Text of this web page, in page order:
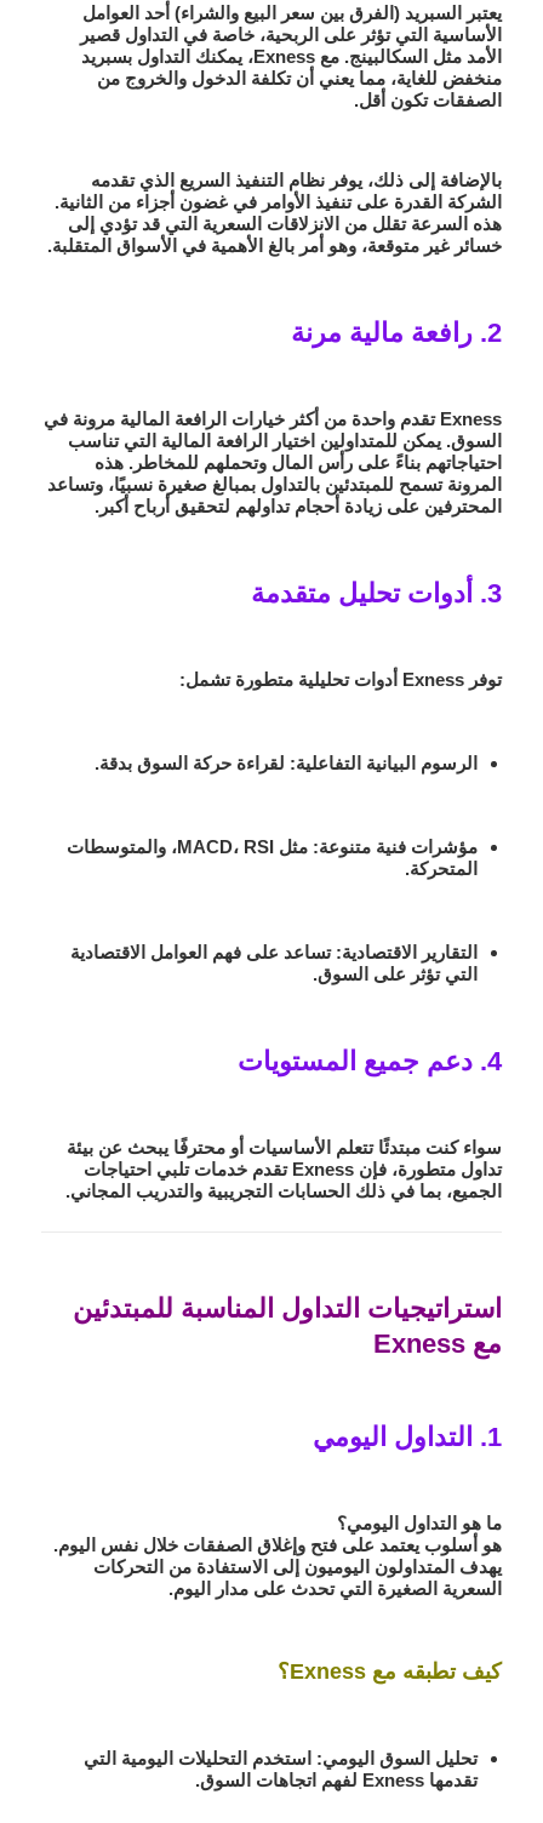
يعتبر السبريد (الفرق بين سعر البيع والشراء) أحد العوامل
الأساسية التي تؤثر على الربحية، خاصة في التداول قصير
الأمد مثل السكالبينج. مع Exness، يمكنك التداول بسبريد
منخفض للغاية، مما يعني أن تكلفة الدخول والخروج من
الصفقات تكون أقل.
بالإضافة إلى ذلك، يوفر نظام التنفيذ السريع الذي تقدمه
الشركة القدرة على تنفيذ الأوامر في غضون أجزاء من الثانية.
هذه السرعة تقلل من الانزلاقات السعرية التي قد تؤدي إلى
خسائر غير متوقعة، وهو أمر بالغ الأهمية في الأسواق المتقلبة.
2. رافعة مالية مرنة
Exness تقدم واحدة من أكثر خيارات الرافعة المالية مرونة في
السوق. يمكن للمتداولين اختيار الرافعة المالية التي تناسب
احتياجاتهم بناءً على رأس المال وتحملهم للمخاطر. هذه
المرونة تسمح للمبتدئين بالتداول بمبالغ صغيرة نسبيًا، وتساعد
المحترفين على زيادة أحجام تداولهم لتحقيق أرباح أكبر.
3. أدوات تحليل متقدمة
توفر Exness أدوات تحليلية متطورة تشمل:
الرسوم البيانية التفاعلية: لقراءة حركة السوق بدقة.
مؤشرات فنية متنوعة:
مثل MACD، RSI، والمتوسطات
المتحركة.
التقارير الاقتصادية: تساعد على فهم العوامل الاقتصادية
التي تؤثر على السوق.
4. دعم جميع المستويات
سواء كنت مبتدئًا تتعلم الأساسيات أو محترفًا يبحث عن بيئة
تداول متطورة، فإن Exness تقدم خدمات تلبي احتياجات
الجميع، بما في ذلك الحسابات التجريبية والتدريب المجاني.
استراتيجيات التداول المناسبة للمبتدئين
مع Exness
1. التداول اليومي
ما هو التداول اليومي؟
هو أسلوب يعتمد على فتح وإغلاق الصفقات خلال نفس اليوم.
يهدف المتداولون اليوميون إلى الاستفادة من التحركات
السعرية الصغيرة التي تحدث على مدار اليوم.
كيف تطبقه مع Exness؟
تحليل السوق اليومي: استخدم التحليلات اليومية التي
تقدمها Exness لفهم اتجاهات السوق.